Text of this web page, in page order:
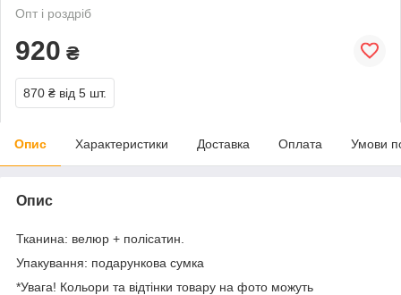
Опт і роздріб
920 ₴
870 ₴ від 5 шт.
Опис Характеристики Доставка Оплата Умови
Опис
Тканина: велюр + полісатин.
Упакування: подарункова сумка
*Увага! Кольори та відтінки товару на фото можуть